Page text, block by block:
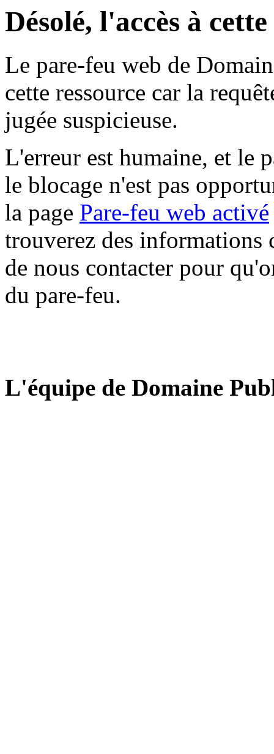
Désolé, l'accès à
Le pare-feu web de
cette ressource car la
jugée suspicieuse.
L'erreur est humaine, et le
le blocage n'est pas
la page Pare-feu web activé
trouverez des informations
de nous contacter pour
du pare-feu.
L'équipe de Domaine